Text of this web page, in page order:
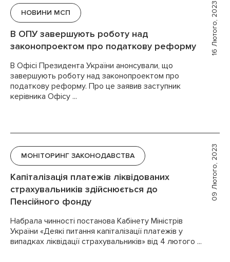
16 Лютого, 2023
НОВИНИ МСП
В ОПУ завершують роботу над
законопроектом про податкову реформу
В Офісі Президента України анонсували, що
завершують роботу над законопроектом про
податкову реформу. Про це заявив заступник
керівника Офісу ...
09 Лютого, 2023
МОНІТОРИНГ ЗАКОНОДАВСТВА
Капіталізація платежів ліквідованих
страхувальників здійснюється до
Пенсійного фонду
Набрала чинності постанова Кабінету Міністрів
України «Деякі питання капіталізації платежів у
випадках ліквідації страхувальників» від 4 лютого ...